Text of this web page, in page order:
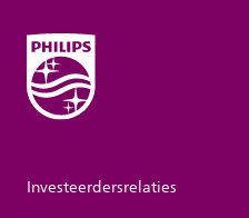
Investeerdersrelaties